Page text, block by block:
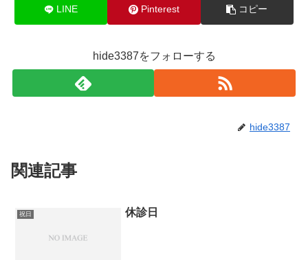
LINE Pinterest コピー
hide3387をフォローする
hide3387
関連記事
祝日 休診日